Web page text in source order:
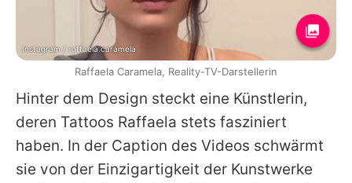
Hinter dem Design steckt eine Künstlerin,
deren Tattoos Raffaela stets fasziniert
haben. In der Caption des Videos schwärmt
sie von der Einzigartigkeit der Kunstwerke
Instagram / raffaela.caramela
Raffaela Caramela, Reality-TV-Darstellerin